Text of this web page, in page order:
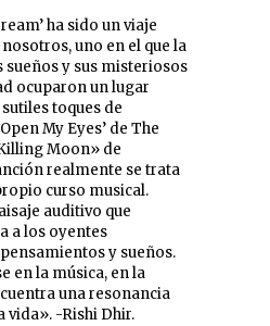
ha sido un viaje
uno en el que la
y sus misteriosos
ocuparon un lugar
toques de
My Eyes’ de The
Moon» de
realmente se trata
curso musical.
auditivo que
a los oyentes
y sueños.
en la música, en la
una resonancia
vida». -Rishi Dhir.